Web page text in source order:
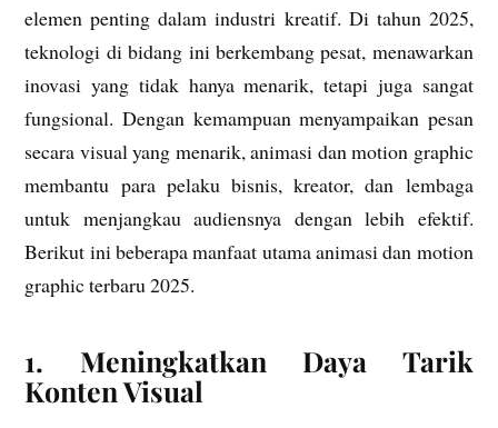
elemen penting dalam industri kreatif. Di tahun 2025,
teknologi di bidang ini berkembang pesat, menawarkan
inovasi yang tidak hanya menarik, tetapi juga sangat
fungsional. Dengan kemampuan menyampaikan pesan
secara visual yang menarik, animasi dan motion graphic
membantu para pelaku bisnis, kreator, dan lembaga
untuk menjangkau audiensnya dengan lebih efektif.
Berikut ini beberapa manfaat utama animasi dan motion
graphic terbaru 2025.
1. Meningkatkan Daya Tarik
Konten Visual